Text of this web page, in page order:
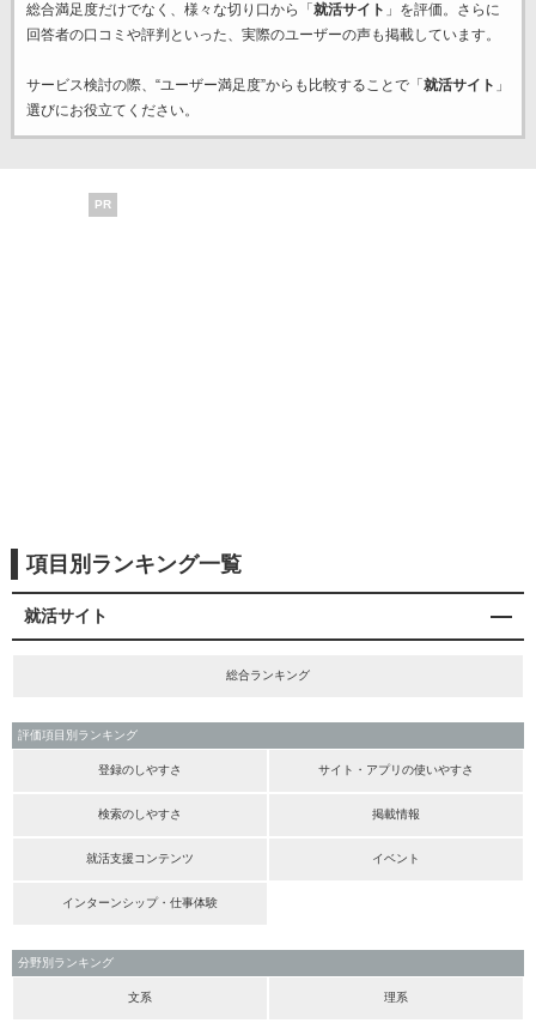
総合満足度だけでなく、様々な切り口から「 就活サイト 」を評価。さらに
回答者の口コミや評判といった、実際のユーザーの声も掲載しています。
サービス検討の際、“ユーザー満足度”からも比較することで「 就活サイト 」
選びにお役立てください。
PR
項目別ランキング一覧
就活サイト
総合ランキング
評価項目別ランキング
登録のしやすさ サイト・アプリの使いやすさ
検索のしやすさ 掲載情報
就活支援コンテンツ イベント
インターンシップ・仕事体験
分野別ランキング
文系 理系